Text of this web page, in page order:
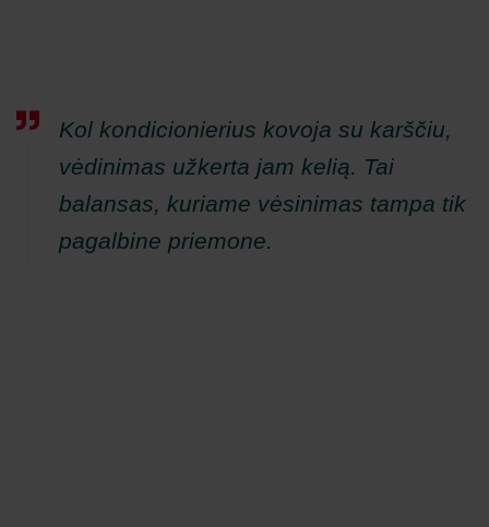
Kol kondicionierius kovoja su karščiu,
vėdinimas užkerta jam kelią. Tai
balansas, kuriame vėsinimas tampa tik
pagalbine priemone.